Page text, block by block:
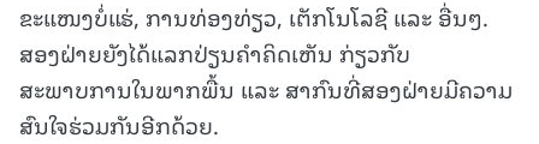
ຂະແໜງບໍ່ແຮ່, ການທ່ອງທ່ຽວ, ເຕັກໂນໂລຊີ ແລະ ອື່ນໆ.
ສອງຝ່າຍຍັງໄດ້ແລກປ່ຽນຄໍາຄິດເຫັນ ກ່ຽວກັບ
ສະພາບການໃນພາກພື້ນ ແລະ ສາກົນທີ່ສອງຝ່າຍມີຄວາມ
ສົນໃຈຮ່ວມກັນອີກດ້ວຍ.